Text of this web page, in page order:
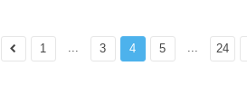
1 ... 3 4 5 ... 24